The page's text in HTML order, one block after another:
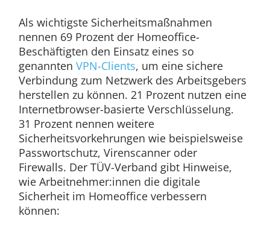
Als wichtigste Sicherheitsmaßnahmen
nennen 69 Prozent der Homeoffice-
Beschäftigten den Einsatz eines so
genannten VPN-Clients, um eine sichere
Verbindung zum Netzwerk des Arbeitsgebers
herstellen zu können. 21 Prozent nutzen eine
Internetbrowser-basierte Verschlüsselung.
31 Prozent nennen weitere
Sicherheitsvorkehrungen wie beispielsweise
Passwortschutz, Virenscanner oder
Firewalls. Der TÜV-Verband gibt Hinweise,
wie Arbeitnehmer:innen die digitale
Sicherheit im Homeoffice verbessern
können: